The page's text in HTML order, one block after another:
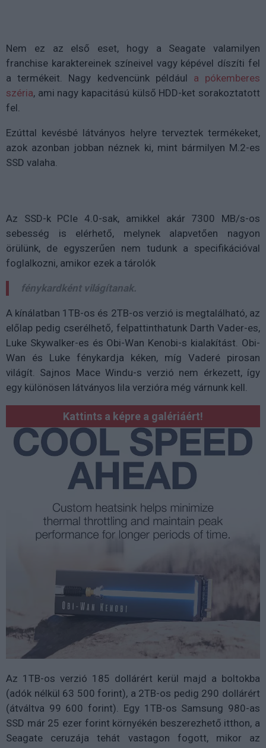
Nem ez az első eset, hogy a Seagate valamilyen
franchise karaktereinek színeivel vagy képével díszíti fel
a termékeit. Nagy kedvencünk például a pókemberes
széria, ami nagy kapacitású külső HDD-ket sorakoztatott
fel.
Ezúttal kevésbé látványos helyre terveztek termékeket,
azok azonban jobban néznek ki, mint bármilyen M.2-es
SSD valaha.
Az SSD-k PCIe 4.0-sak, amikkel akár 7300 MB/s-os
sebesség is elérhető, melynek alapvetően nagyon
örülünk, de egyszerűen nem tudunk a specifikációval
foglalkozni, amikor ezek a tárolók
fénykardként világítanak.
A kínálatban 1TB-os és 2TB-os verzió is megtalálható, az
előlap pedig cserélhető, felpattinthatunk Darth Vader-es,
Luke Skywalker-es és Obi-Wan Kenobi-s kialakítást. Obi-
Wan és Luke fénykardja kéken, míg Vaderé pirosan
világít. Sajnos Mace Windu-s verzió nem érkezett, így
egy különösen látványos lila verzióra még várnunk kell.
Kattints a képre a galériáért!
Az 1TB-os verzió 185 dollárért kerül majd a boltokba
(adók nélkül 63 500 forint), a 2TB-os pedig 290 dollárért
(átváltva 99 600 forint). Egy 1TB-os Samsung 980-as
SSD már 25 ezer forint környékén beszerezhető itthon, a
Seagate ceruzája tehát vastagon fogott, mikor az